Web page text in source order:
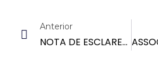
Anterior
NOTA DE ESCLARECIMENTO DA ASSOCIAÇÃO DOS POLICIAIS PENAIS DA PARAÍBA